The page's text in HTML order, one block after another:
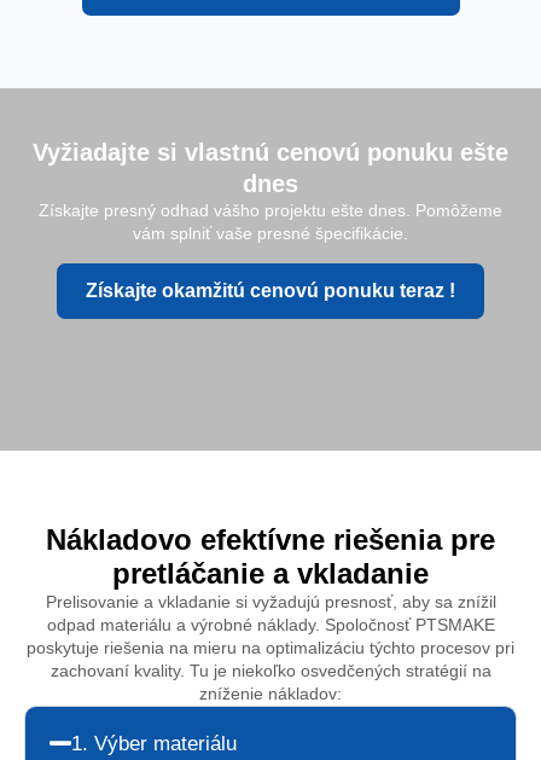
Vyžiadajte si vlastnú cenovú ponuku ešte
dnes
Získajte presný odhad vášho projektu ešte dnes. Pomôžeme
vám splniť vaše presné špecifikácie.
Získajte okamžitú cenovú ponuku teraz !
Nákladovo efektívne riešenia pre
pretláčanie a vkladanie
Prelisovanie a vkladanie si vyžadujú presnosť, aby sa znížil
odpad materiálu a výrobné náklady. Spoločnosť PTSMAKE
poskytuje riešenia na mieru na optimalizáciu týchto procesov pri
zachovaní kvality. Tu je niekoľko osvedčených stratégií na
zníženie nákladov:
1. Výber materiálu